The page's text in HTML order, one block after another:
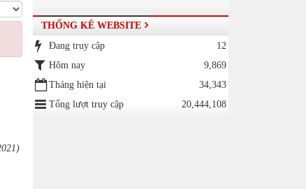
THỐNG KÊ WEBSITE
Đang truy cập
12
Hôm nay
9,869
Tháng hiện tại
34,343
Tổng lượt truy cập
20,444,108